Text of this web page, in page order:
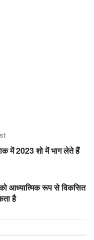
में 2023 शो में भाग लेते हैं
आध्यात्मिक रूप से विकसित
है